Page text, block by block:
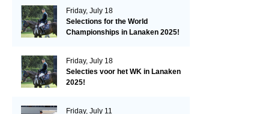
Friday, July 18
Selections for the World
Championships in Lanaken 2025!
Friday, July 18
Selecties voor het WK in Lanaken
2025!
Friday, July 11